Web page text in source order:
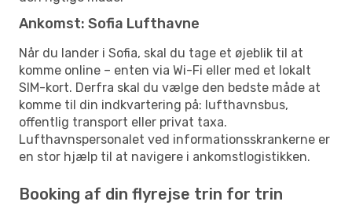
Ankomst: Sofia Lufthavne
Når du lander i Sofia, skal du tage et øjeblik til at
komme online – enten via Wi-Fi eller med et lokalt
SIM-kort. Derfra skal du vælge den bedste måde at
komme til din indkvartering på: lufthavnsbus,
offentlig transport eller privat taxa.
Lufthavnspersonalet ved informationsskrankerne er
en stor hjælp til at navigere i ankomstlogistikken.
Booking af din flyrejse trin for trin